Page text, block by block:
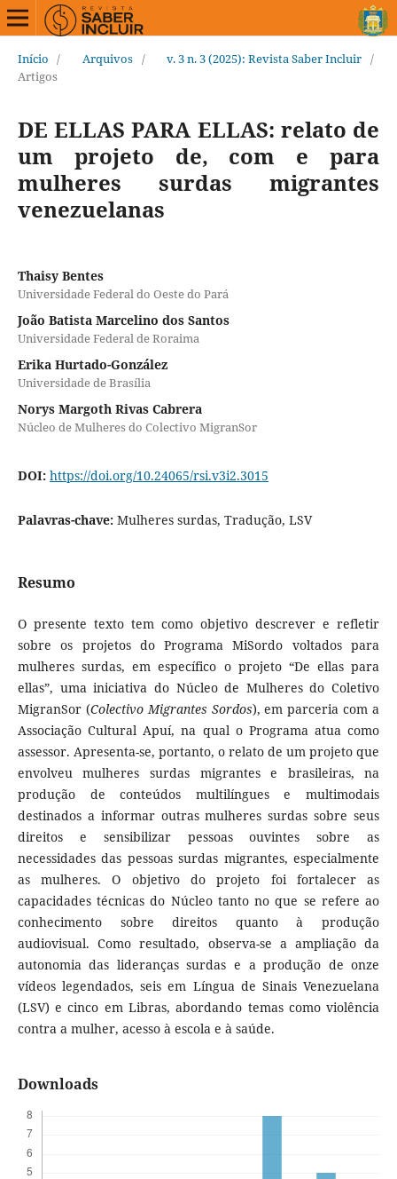
Início / Arquivos / v. 3 n. 3 (2025): Revista Saber Incluir /
Artigos
DE ELLAS PARA ELLAS: relato de
um projeto de, com e para
mulheres surdas migrantes
venezuelanas
Thaisy Bentes
Universidade Federal do Oeste do Pará
João Batista Marcelino dos Santos
Universidade Federal de Roraima
Erika Hurtado-González
Universidade de Brasília
Norys Margoth Rivas Cabrera
Núcleo de Mulheres do Colectivo MigranSor
DOI: https://doi.org/10.24065/rsi.v3i2.3015
Palavras-chave: Mulheres surdas, Tradução, LSV
Resumo
O presente texto tem como objetivo descrever e refletir
sobre os projetos do Programa MiSordo voltados para
mulheres surdas, em específico o projeto “De ellas para
ellas”, uma iniciativa do Núcleo de Mulheres do Coletivo
MigranSor (Colectivo Migrantes Sordos), em parceria com a
Associação Cultural Apuí, na qual o Programa atua como
assessor. Apresenta-se, portanto, o relato de um projeto que
envolveu mulheres surdas migrantes e brasileiras, na
produção de conteúdos multilíngues e multimodais
destinados a informar outras mulheres surdas sobre seus
direitos e sensibilizar pessoas ouvintes sobre as
necessidades das pessoas surdas migrantes, especialmente
as mulheres. O objetivo do projeto foi fortalecer as
capacidades técnicas do Núcleo tanto no que se refere ao
conhecimento sobre direitos quanto à produção
audiovisual. Como resultado, observa-se a ampliação da
autonomia das lideranças surdas e a produção de onze
vídeos legendados, seis em Língua de Sinais Venezuelana
(LSV) e cinco em Libras, abordando temas como violência
contra a mulher, acesso à escola e à saúde.
Downloads